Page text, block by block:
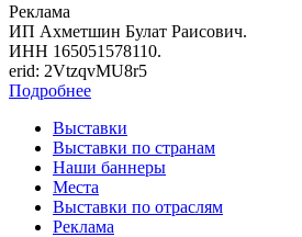
Реклама
ИП Ахметшин Булат Раисович.
ИНН 165051578110.
erid: 2VtzqvMU8r5
Подробнее
Выставки
Выставки по странам
Наши баннеры
Места
Выставки по отраслям
Реклама